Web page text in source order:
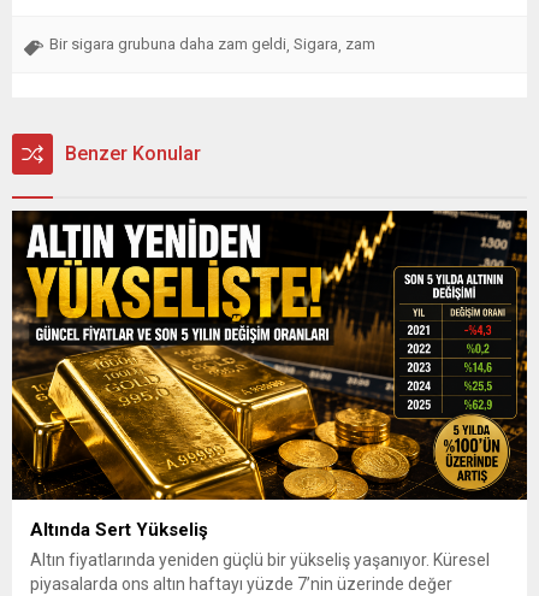
Bir sigara grubuna daha zam geldi Sigara zam
Benzer Konular
Altında Sert Yükseliş
Altın fiyatlarında yeniden güçlü bir yükseliş yaşanıyor. Küresel
piyasalarda ons altın haftayı yüzde 7’nin üzerinde değer